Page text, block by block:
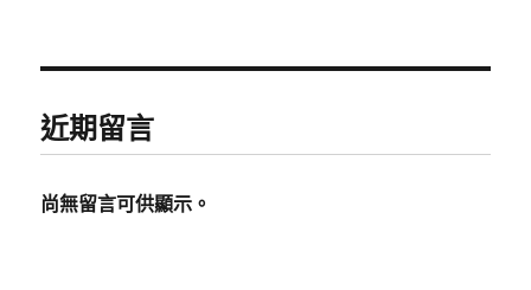
近期留言
尚無留言可供顯示。